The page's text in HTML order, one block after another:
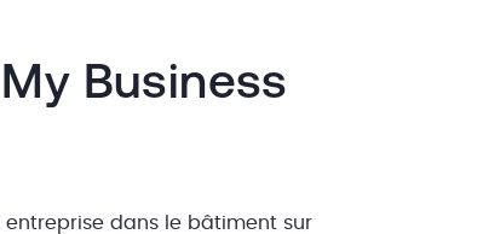
Business
dans le bâtiment sur